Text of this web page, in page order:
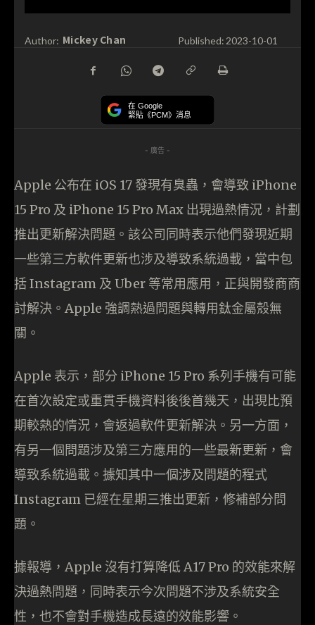
Author: Mickey Chan Published: 2023-10-01
在 Google
緊貼《PCM》消息
- 廣告 -
Apple 公布在 iOS 17 發現有臭蟲，會導致 iPhone
15 Pro 及 iPhone 15 Pro Max 出現過熱情況，計劃
推出更新解決問題。該公司同時表示他們發現近期
一些第三方軟件更新也涉及導致系統過載，當中包
括 Instagram 及 Uber 等常用應用，正與開發商商
討解決。Apple 強調熱過問題與轉用鈦金屬殼無
關。
Apple 表示，部分 iPhone 15 Pro 系列手機有可能
在首次設定或重貫手機資料後後首幾天，出現比預
期較熱的情況，會返過軟件更新解決。另一方面，
有另一個問題涉及第三方應用的一些最新更新，會
導致系統過載。據知其中一個涉及問題的程式
Instagram 已經在星期三推出更新，修補部分問
題。
據報導，Apple 沒有打算降低 A17 Pro 的效能來解
決過熱問題，同時表示今次問題不涉及系統安全
性，也不會對手機造成長遠的效能影響。